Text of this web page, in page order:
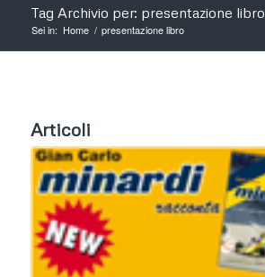
Tag Archivio per: presentazione libro
Sei in: Home / presentazione libro
Articoli